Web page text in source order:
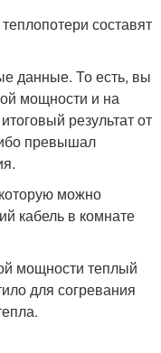
составят
данные. То есть, вы
мощности и на
результат от
превышал
можно
кабель в комнате
мощности теплый
для согревания